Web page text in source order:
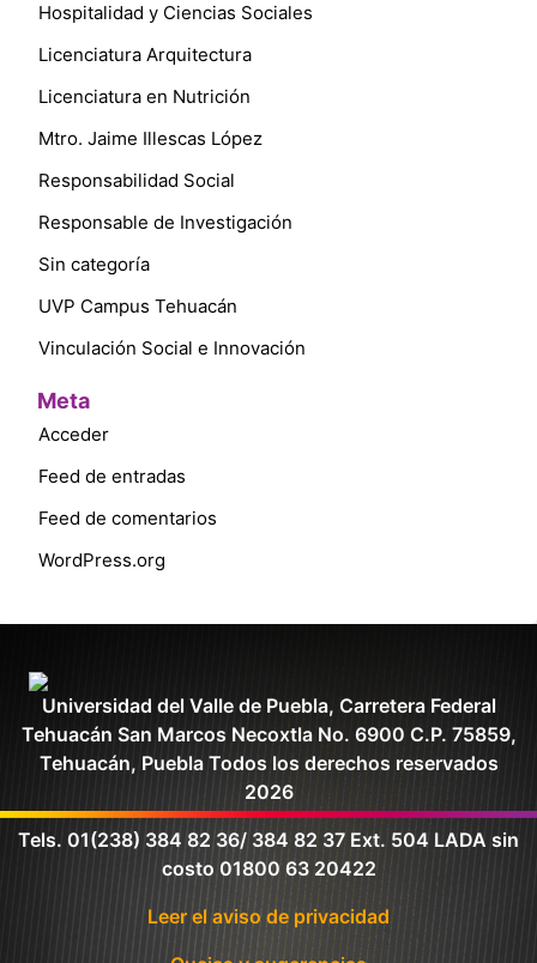
Hospitalidad y Ciencias Sociales
Licenciatura Arquitectura
Licenciatura en Nutrición
Mtro. Jaime Illescas López
Responsabilidad Social
Responsable de Investigación
Sin categoría
UVP Campus Tehuacán
Vinculación Social e Innovación
Meta
Acceder
Feed de entradas
Feed de comentarios
WordPress.org
Universidad del Valle de Puebla, Carretera Federal
Tehuacán San Marcos Necoxtla No. 6900 C.P. 75859,
Tehuacán, Puebla Todos los derechos reservados
2026
Tels. 01(238) 384 82 36/ 384 82 37 Ext. 504 LADA sin
costo 01800 63 20422
Leer el aviso de privacidad